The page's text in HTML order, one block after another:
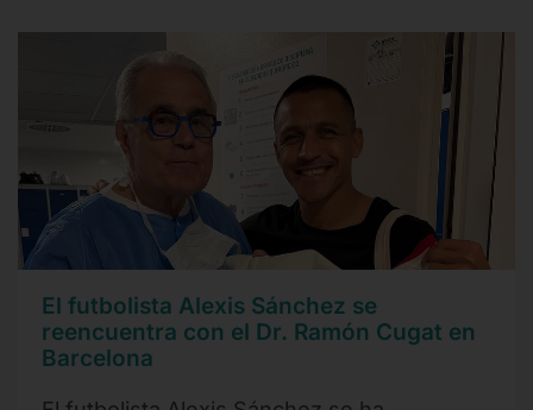
El futbolista Alexis Sánchez se
reencuentra con el Dr. Ramón Cugat en
Barcelona